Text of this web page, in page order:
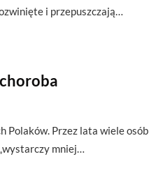
i przepuszczają…
Polaków. Przez lata wiele osób
mniej…